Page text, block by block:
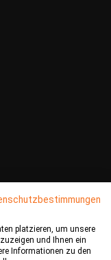
platzieren, um unsere
und Ihnen ein
Informationen zu den